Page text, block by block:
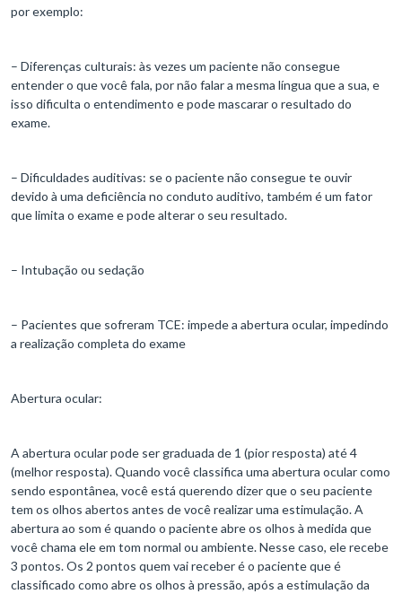
por exemplo:
– Diferenças culturais: às vezes um paciente não consegue
entender o que você fala, por não falar a mesma língua que a sua, e
isso dificulta o entendimento e pode mascarar o resultado do
exame.
– Dificuldades auditivas: se o paciente não consegue te ouvir
devido à uma deficiência no conduto auditivo, também é um fator
que limita o exame e pode alterar o seu resultado.
– Intubação ou sedação
– Pacientes que sofreram TCE: impede a abertura ocular, impedindo
a realização completa do exame
Abertura ocular:
A abertura ocular pode ser graduada de 1 (pior resposta) até 4
(melhor resposta). Quando você classifica uma abertura ocular como
sendo espontânea, você está querendo dizer que o seu paciente
tem os olhos abertos antes de você realizar uma estimulação. A
abertura ao som é quando o paciente abre os olhos à medida que
você chama ele em tom normal ou ambiente. Nesse caso, ele recebe
3 pontos. Os 2 pontos quem vai receber é o paciente que é
classificado como abre os olhos à pressão, após a estimulação da